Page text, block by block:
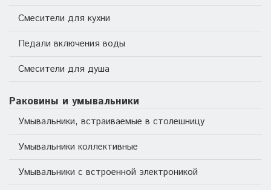
Смесители для кухни
Педали включения воды
Смесители для душа
Раковины и умывальники
Умывальники, встраиваемые в столешницу
Умывальники коллективные
Умывальники с встроенной электроникой